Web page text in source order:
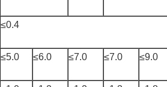
≤0.4
≤5.0 ≤6.0 ≤7.0 ≤7.0 ≤9.0